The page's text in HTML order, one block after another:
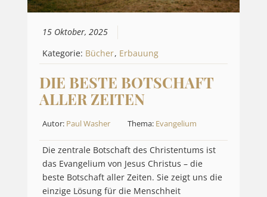
15 Oktober, 2025
Kategorie: Bücher, Erbauung
DIE BESTE BOTSCHAFT
ALLER ZEITEN
Autor: Paul Washer Thema: Evangelium
Die zentrale Botschaft des Christentums ist
das Evangelium von Jesus Christus – die
beste Botschaft aller Zeiten. Sie zeigt uns die
einzige Lösung für die Menschheit